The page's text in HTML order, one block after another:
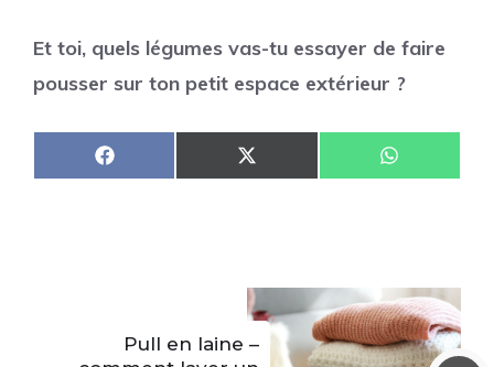
Et toi, quels légumes vas-tu essayer de faire
pousser sur ton petit espace extérieur ?
Share
on
F
a
Share
on
X
(
t
e
r
)
Share
on
W
h
p
p
Pull en laine –